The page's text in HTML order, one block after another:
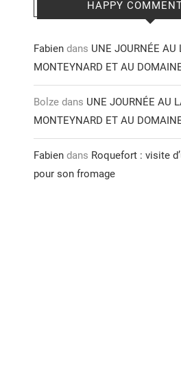
HAPPY
Fabien dans UNE JOURNÉE AU
MONTEYNARD ET AU
Bolze dans UNE JOURNÉE AU
MONTEYNARD ET AU
Fabien dans Roquefort : visite
pour son fromage